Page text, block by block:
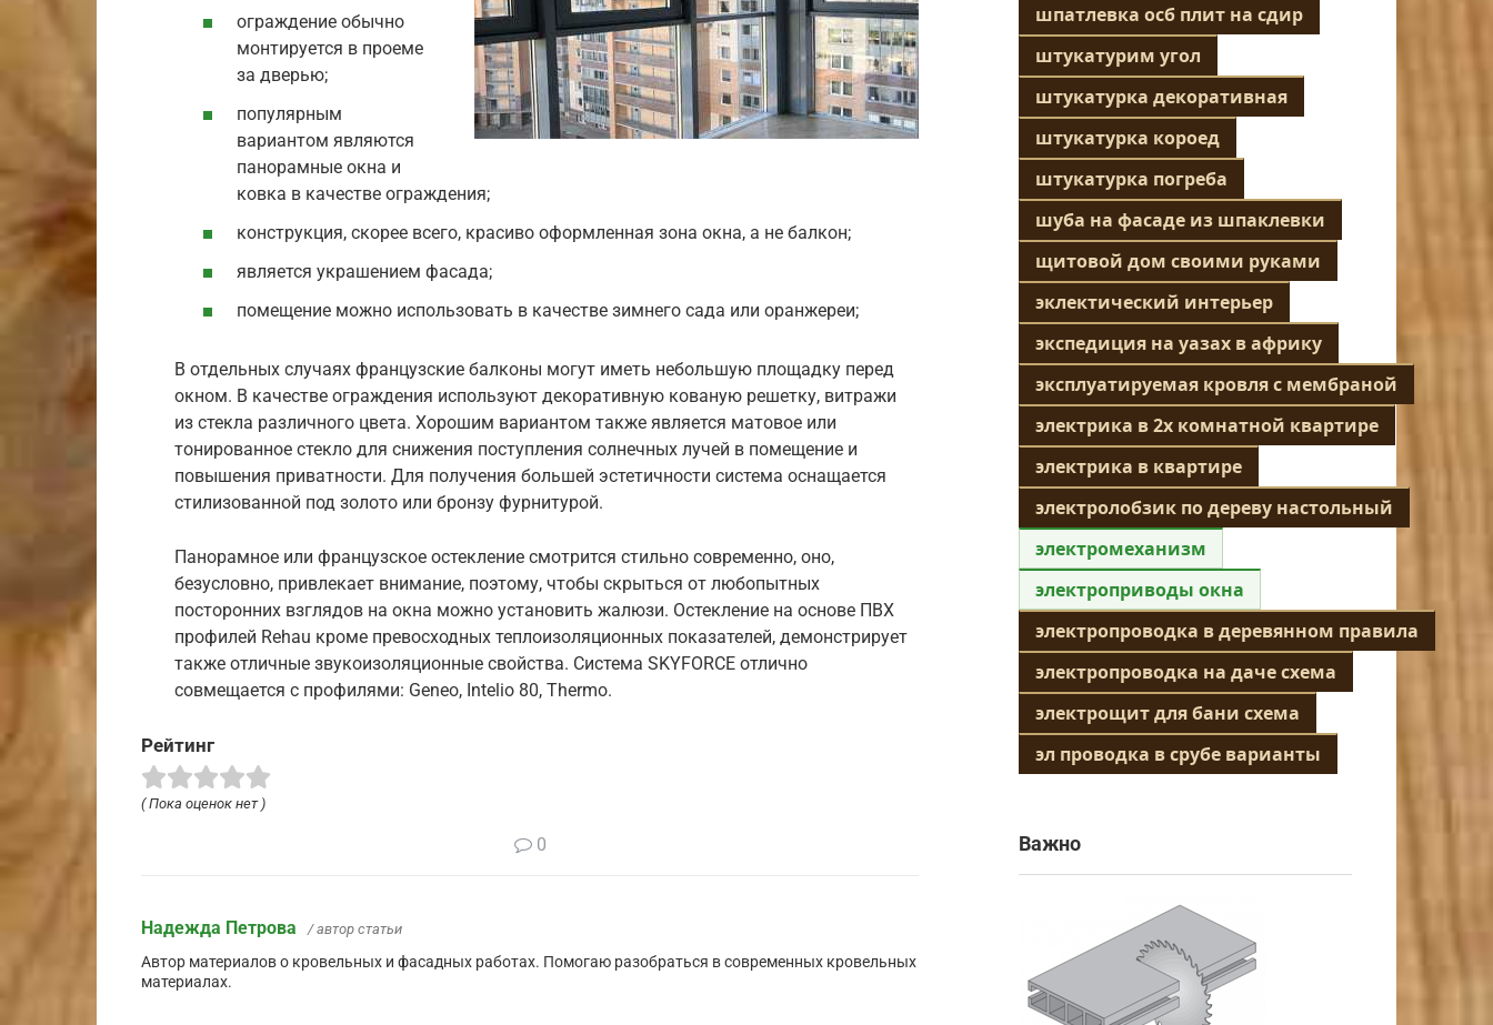
ограждение обычно
монтируется в проеме
за дверью;
популярным
вариантом являются
панорамные окна и
ковка в качестве ограждения;
конструкция, скорее всего, красиво оформленная зона окна, а не балкон;
является украшением фасада;
помещение можно использовать в качестве зимнего сада или оранжереи;
В отдельных случаях французские балконы могут иметь небольшую площадку перед
окном. В качестве ограждения используют декоративную кованую решетку, витражи
из стекла различного цвета. Хорошим вариантом также является матовое или
тонированное стекло для снижения поступления солнечных лучей в помещение и
повышения приватности. Для получения большей эстетичности система оснащается
стилизованной под золото или бронзу фурнитурой.
Панорамное или французское остекление смотрится стильно современно, оно,
безусловно, привлекает внимание, поэтому, чтобы скрыться от любопытных
посторонних взглядов на окна можно установить жалюзи. Остекление на основе ПВХ
профилей Rehau кроме превосходных теплоизоляционных показателей, демонстрирует
также отличные звукоизоляционные свойства. Система SKYFORCE отлично
совмещается с профилями: Geneo, Intelio 80, Thermo.
Рейтинг
( Пока оценок нет )
0
Надежда Петрова / автор статьи
Автор материалов о кровельных и фасадных работах. Помогаю разобраться в современных кровельных
материалах.
шпатлевка осб плит на сдир
штукатурим угол
штукатурка декоративная
штукатурка короед
штукатурка погреба
шуба на фасаде из шпаклевки
щитовой дом своими руками
эклектический интерьер
экспедиция на уазах в африку
эксплуатируемая кровля с мембраной
электрика в 2х комнатной квартире
электрика в квартире
электролобзик по дереву настольный
электромеханизм
электроприводы окна
электропроводка в деревянном правила
электропроводка на даче схема
электрощит для бани схема
эл проводка в срубе варианты
Важно